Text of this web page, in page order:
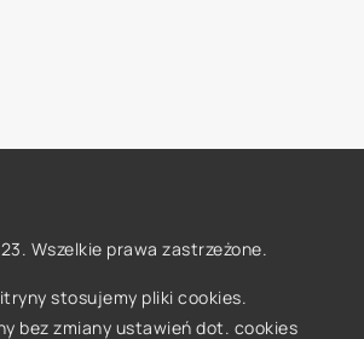
Wszelkie prawa zastrzeżone.
stosujemy pliki cookies.
bez zmiany ustawień dot. cookies